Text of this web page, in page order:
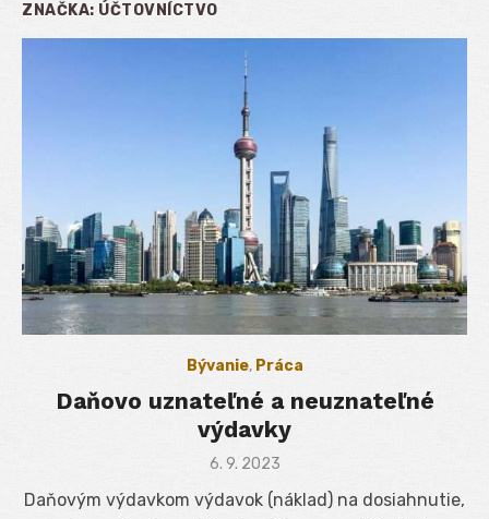
ZNAČKA: ÚČTOVNÍCTVO
Bývanie, Práca
Daňovo uznateľné a neuznateľné
výdavky
Posted
6. 9. 2023
Daňovým výdavkom výdavok (náklad) na dosiahnutie,